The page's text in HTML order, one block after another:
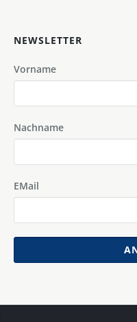
NEWSLETTER
Vorname
Nachname
EMail